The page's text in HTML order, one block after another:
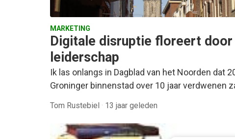
MARKETING
Digitale disruptie floreert door
leiderschap
Ik las onlangs in Dagblad van het Noorden dat
Groninger binnenstad over 10 jaar verdwenen
Tom Rustebiel · 13 jaar geleden